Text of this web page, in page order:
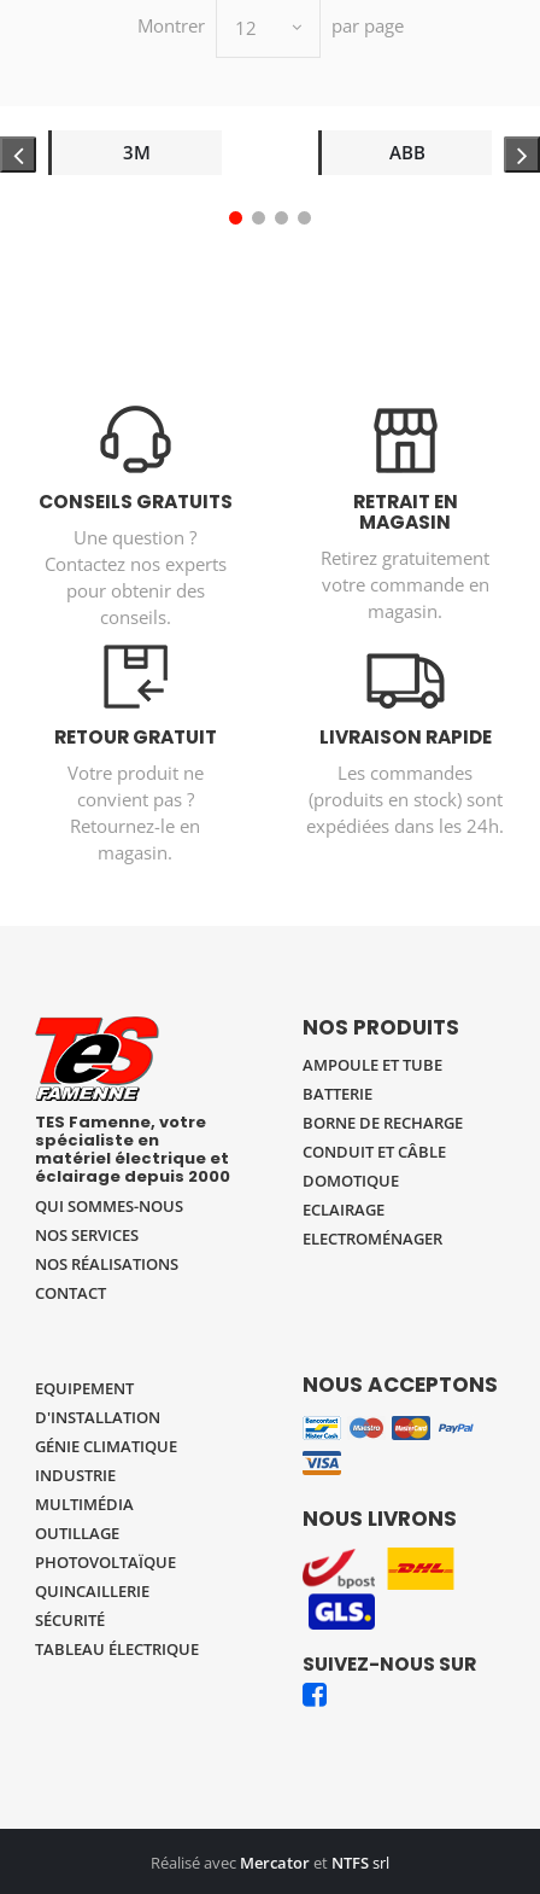
Montrer 12 par page
3M ABB
CONSEILS GRATUITS
Une question ?
Contactez nos experts
pour obtenir des
conseils.
RETRAIT EN
MAGASIN
Retirez gratuitement
votre commande en
magasin.
RETOUR GRATUIT
Votre produit ne
convient pas ?
Retournez-le en
magasin.
LIVRAISON RAPIDE
Les commandes
(produits en stock) sont
expédiées dans les 24h.
TES Famenne, votre
spécialiste en
matériel électrique et
éclairage depuis 2000
QUI SOMMES-NOUS
NOS SERVICES
NOS RÉALISATIONS
CONTACT
NOS PRODUITS
AMPOULE ET TUBE
BATTERIE
BORNE DE RECHARGE
CONDUIT ET CÂBLE
DOMOTIQUE
ECLAIRAGE
ELECTROMÉNAGER
EQUIPEMENT
D'INSTALLATION
GÉNIE CLIMATIQUE
INDUSTRIE
MULTIMÉDIA
OUTILLAGE
PHOTOVOLTAÏQUE
QUINCAILLERIE
SÉCURITÉ
TABLEAU ÉLECTRIQUE
NOUS ACCEPTONS
NOUS LIVRONS
SUIVEZ-NOUS SUR
Réalisé avec Mercatoret NTFSsrl